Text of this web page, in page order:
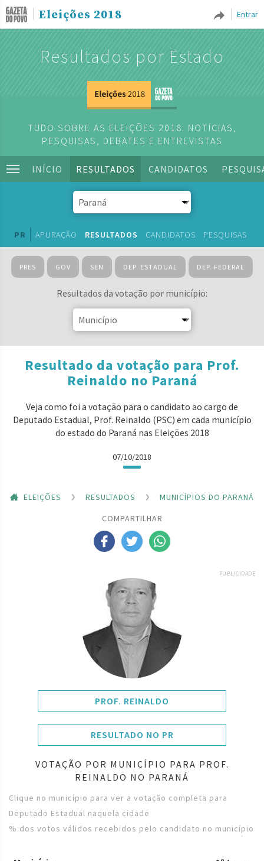
Entrar
Eleições 2018
Resultados por Estado
TUDO SOBRE AS ELEIÇÕES 2018: NOTÍCIAS,
PESQUISAS, DEBATES E ENTREVISTAS
INÍCIO RESULTADOS CANDIDATOS
PR APURAÇÃO RESULTADOS CANDIDATOS PESQUISAS
PRES GOV SEN DEP. ESTADUAL DEP. FEDERAL
Resultados da votação por município:
Resultado da votação para Prof.
Reinaldo no Paraná
Veja como foi a votação para o candidato ao cargo de
Deputado Estadual, Prof. Reinaldo (PSC) em cada município
do estado do Paraná nas Eleições 2018
07/10/2018
ELEIÇÕES RESULTADOS
MUNICÍPIOS DO PARANÁ
COMPARTILHAR
PUBLICIDADE
PROF. REINALDO
RESULTADO NO PR
VOTAÇÃO POR MUNICÍPIO PARA PROF.
REINALDO NO PARANÁ
Clique no município para ver a votação completa para
Deputado Estadual naquela cidade
% dos votos válidos recebidos pelo candidato no município